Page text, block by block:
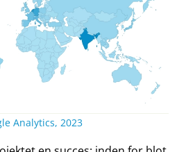
Analytics, 2023